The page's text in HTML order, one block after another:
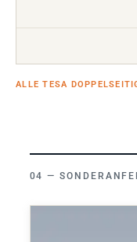
ALLE TESA